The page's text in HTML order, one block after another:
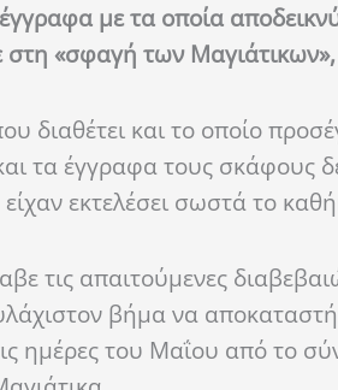
με τα οποία
στη «σφαγή των
διαθέτει και το οποίο
τα έγγραφα τους
εκτελέσει σωστά το
τις απαιτούμενες
βήμα να
ημέρες του Μαΐου από το